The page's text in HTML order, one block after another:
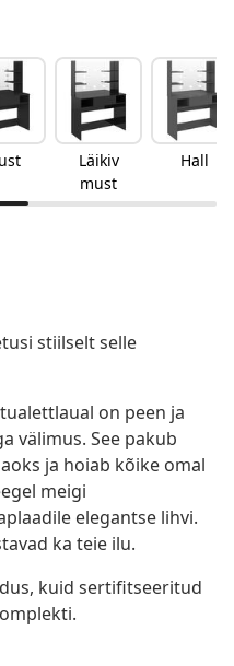
Läikiv
must
Hall
stiilselt selle
on peen ja
välimus. See pakub
ja hoiab kõike omal
meigi
elegantse lihvi.
ka teie ilu.
kuid sertifitseeritud